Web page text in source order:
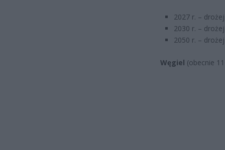
2027 r. –
2030 r. –
2050 r. –
Węgiel (obecnie